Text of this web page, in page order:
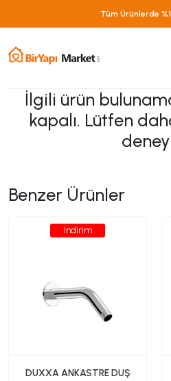
Tüm Ürünlerde
İlgili ürün
kapalı. Lütfen
Benzer Ürünler
İndirim
DUXXA ANKASTRE DUŞ